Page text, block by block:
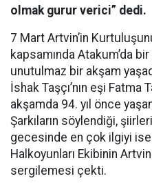
olmak gurur verici” dedi.
7 Mart Artvin’in
kapsamında Atakum’da
unutulmaz bir akşam
İshak Taşçı’nın eşi Fatma
akşamda 94. yıl önce
Şarkıların söylendiği,
gecesinde en çok ilgiyi
Halkoyunları Ekibinin
sergilemesi çekti.